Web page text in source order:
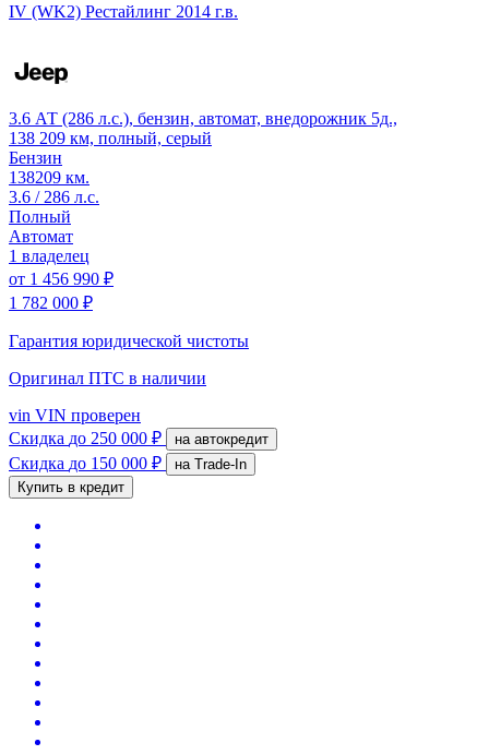
IV (WK2) Рестайлинг 2014 г.в.
3.6 АТ (286 л.с.), бензин, автомат, внедорожник 5д.,
138 209 км, полный, серый
Бензин
138209 км.
3.6 / 286 л.с.
Полный
Автомат
1 владелец
от 1 456 990 ₽
1 782 000 ₽
Гарантия юридической чистоты
Оригинал ПТС в наличии
vin VIN проверен
Скидка до 250 000 ₽ на автокредит
Скидка до 150 000 ₽
на Trade-In
Купить в кредит